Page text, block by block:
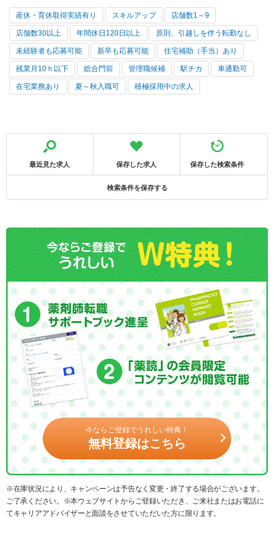
産休・育休取得実績有り スキルアップ 店舗数1～9
店舗数30以上 年間休日120日以上 原則、引越しを伴う転勤なし
未経験者も応募可能 新卒も応募可能 住宅補助（手当）あり
残業月10ｈ以下 総合門前 管理職候補 駅チカ 車通勤可
在宅業務あり 夏～秋入職可 積極採用中の求人
最近見た求人 保存した求人 保存した検索条件
検索条件を保存する
今ならご登録でうれしい特典！
無料登録はこちら
※在庫状況により、キャンペーンは予告なく変更・終了する場合がございます。
ご了承ください。※本ウェブサイトからご登録いただき、ご来社またはお電話に
てキャリアアドバイザーと面談をさせていただいた方に限ります。